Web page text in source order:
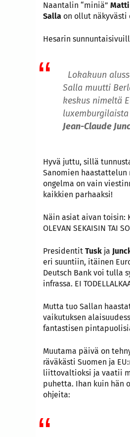
Naantalin “miniä” Matti
Salla on ollut näkyvästi
Hesarin
Lokakuun
Salla muutti
keskus nimeltä
Jean-Claude
Hyvä juttu, sillä
Sanomien
ongelma on vain
kaikkien parhaaksi!
Näin asiat aivan toisin:
OLEVAN SEKAISIN TAI
Presidentit Tusk ja
eri suuntiin, itäinen
Deutsch Bank voi tulla
infrassa. EI
Mutta tuo Sallan
vaikutuksen
fantastisen
Muutama päivä on
räväkästi Suomen ja
liittovaltioksi ja vaatii
puhetta. Ihan kuin hän
ohjeita: